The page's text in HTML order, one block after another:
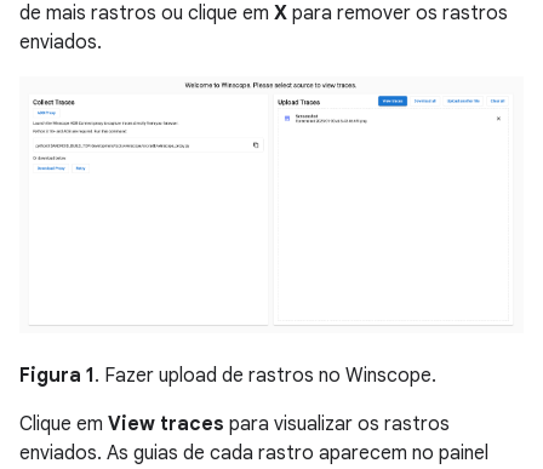
de mais rastros ou clique em X para remover os rastros
enviados.
Figura 1. Fazer upload de rastros no Winscope.
Clique em View traces para visualizar os rastros
enviados. As guias de cada rastro aparecem no painel